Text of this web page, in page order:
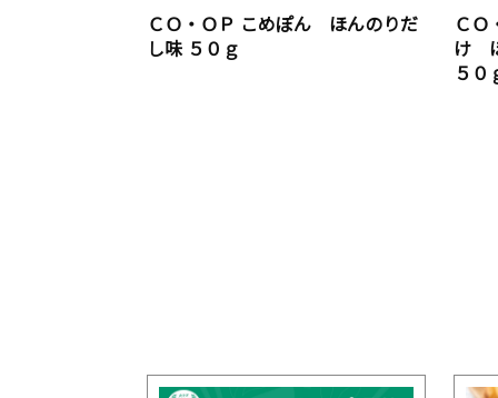
ＣＯ・ＯＰ こめぽん ほんのりだ
し味 ５０ｇ
ＣＯ
け
５０